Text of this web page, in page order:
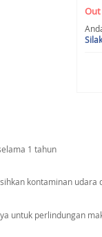
Out
1 tahun
kontaminan udara
untuk perlindungan